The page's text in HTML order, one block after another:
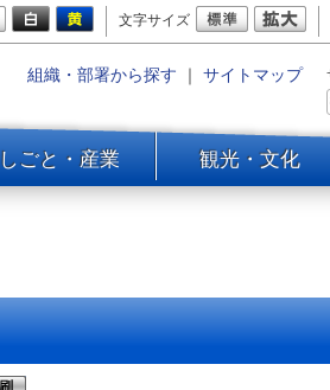
文字サイズ
組織・部署から探す ｜ サイトマップ
しごと・産業 観光・文化